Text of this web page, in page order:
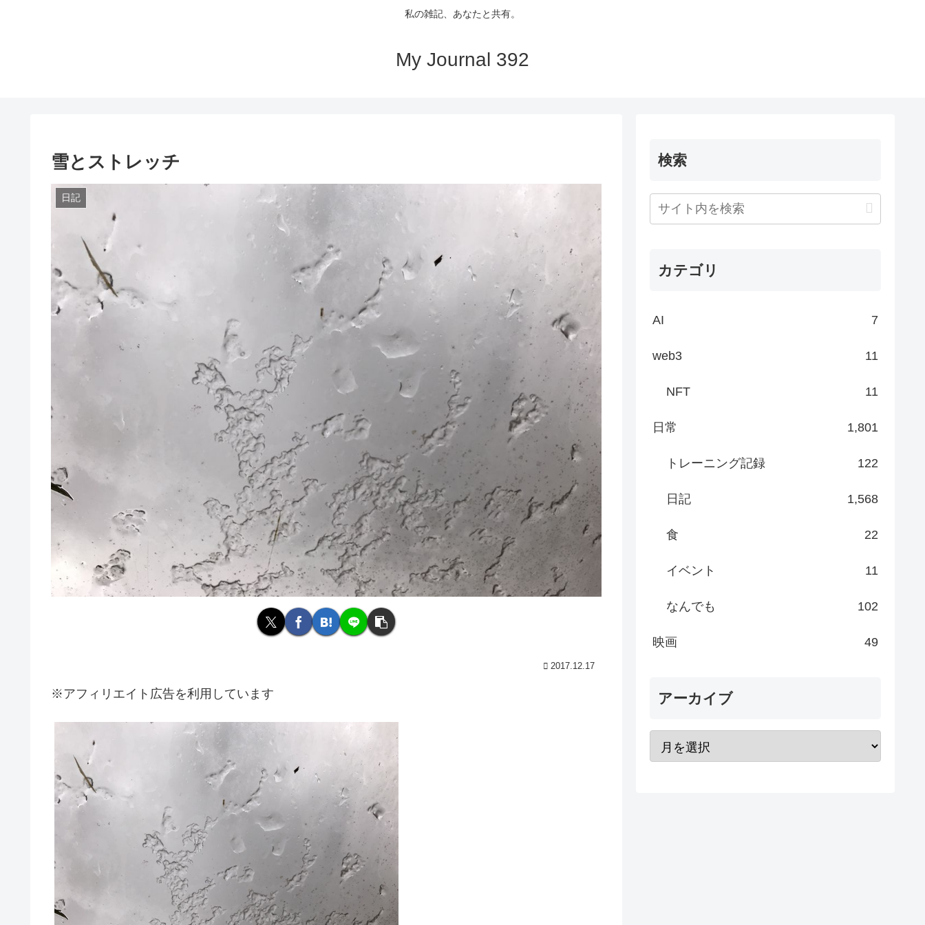
私の雑記、あなたと共有。
My Journal 392
雪とストレッチ
日記
2017.12.17
※アフィリエイト広告を利用しています
検索
カテゴリ
AI 7
web3 11
NFT 11
日常 1,801
トレーニング記録 122
日記 1,568
食 22
イベント 11
なんでも 102
映画 49
アーカイブ